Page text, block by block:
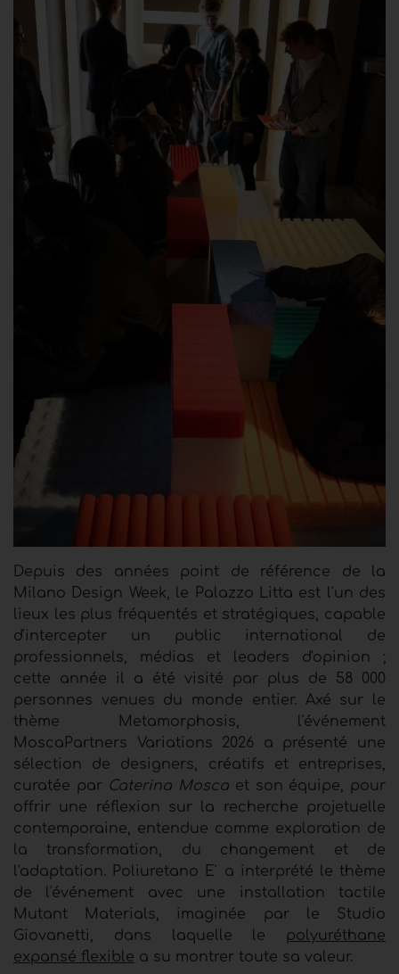
Depuis des années point de référence de la
Milano Design Week, le Palazzo Litta est l'un des
lieux les plus fréquentés et stratégiques, capable
d'intercepter un public international de
professionnels, médias et leaders d'opinion ;
cette année il a été
visité par plus de 58 000
personnes venues du monde entier. Axé sur le
thème Metamorphosis, l'événement
MoscaPartners Variations 2026 a présenté une
sélection de designers, créatifs et entreprises,
curatée par Caterina Mosca et son équipe, pour
offrir une réflexion sur la recherche projetuelle
contemporaine, entendue comme exploration de
la transformation, du changement et de
l'adaptation. Poliuretano E' a interprété le thème
de l'événement avec une installation tactile
Mutant Materials, imaginée par le Studio
Giovanetti, dans laquelle le polyuréthane
expansé flexible a su montrer toute sa valeur.